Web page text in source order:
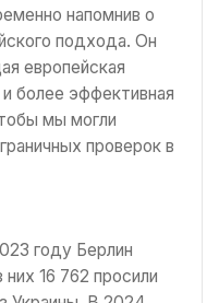
напомнив о
подхода. Он
европейская
более эффективная
мы могли
проверок в
году Берлин
16 762 просили